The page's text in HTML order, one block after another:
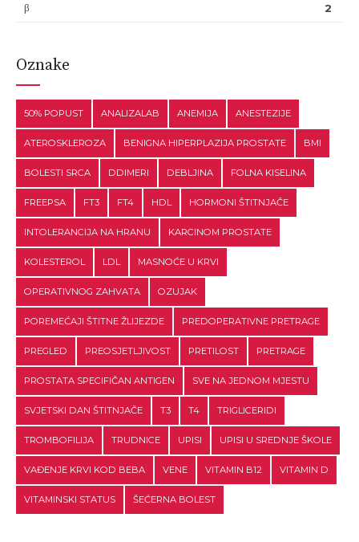
β 2
Oznake
50% POPUST ANALIZALAB ANEMIJA ANESTEZIJE
ATEROSKLEROZA BENIGNA HIPERPLAZIJA PROSTATE BMI
BOLESTI SRCA DDIMERI DEBLJINA FOLNA KISELINA
FREEPSA FT3 FT4 HDL HORMONI ŠTITNJAČE
INTOLERANCIJA NA HRANU KARCINOM PROSTATE
KOLESTEROL LDL MASNOĆE U KRVI
OPERATIVNOG ZAHVATA OZUJAK
POREMEĆAJI ŠTITNE ŽLIJEZDE PREDOPERATIVNE PRETRAGE
PREGLED PREOSJETLJIVOST PRETILOST PRETRAGE
PROSTATA SPECIFIČAN ANTIGEN SVE NA JEDNOM MJESTU
SVJETSKI DAN ŠTITNJAČE T3 T4 TRIGLICERIDI
TROMBOFILIJA TRUDNICE UPISI UPISI U SREDNJE ŠKOLE
VAĐENJE KRVI KOD BEBA VENE VITAMIN B12 VITAMIN D
VITAMINSKI STATUS ŠEĆERNA BOLEST